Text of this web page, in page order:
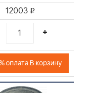
12003 i
+
оплата В корзину